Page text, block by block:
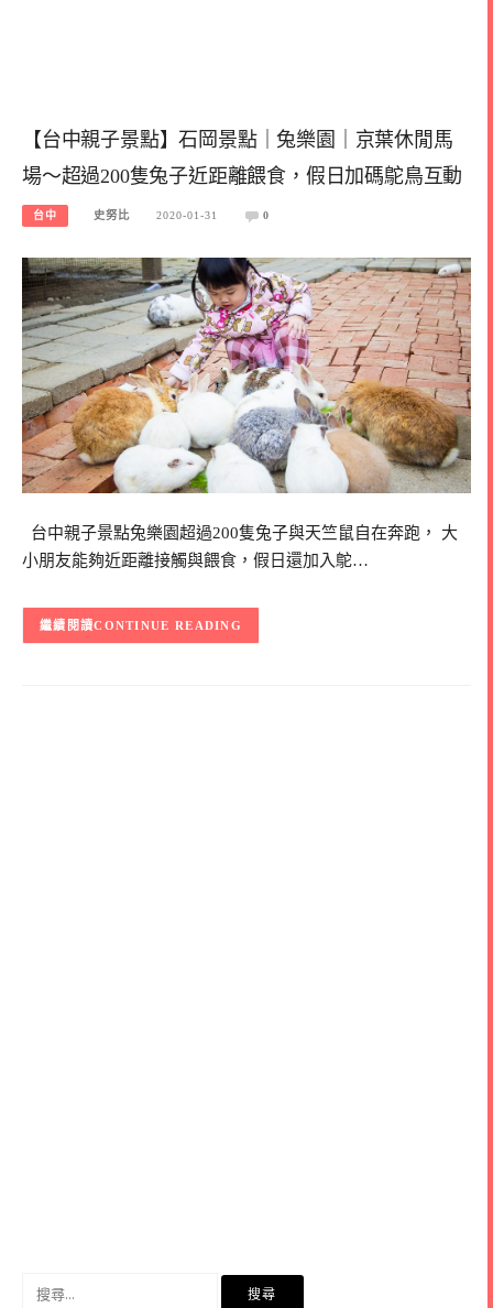
【台中親子景點】石岡景點｜兔樂園｜京葉休閒馬
場～超過200隻兔子近距離餵食，假日加碼鴕鳥互動
台中 史努比 2020-01-31 0
台中親子景點兔樂園超過200隻兔子與天竺鼠自在奔跑， 大
小朋友能夠近距離接觸與餵食，假日還加入鴕…
CONTINUE READING